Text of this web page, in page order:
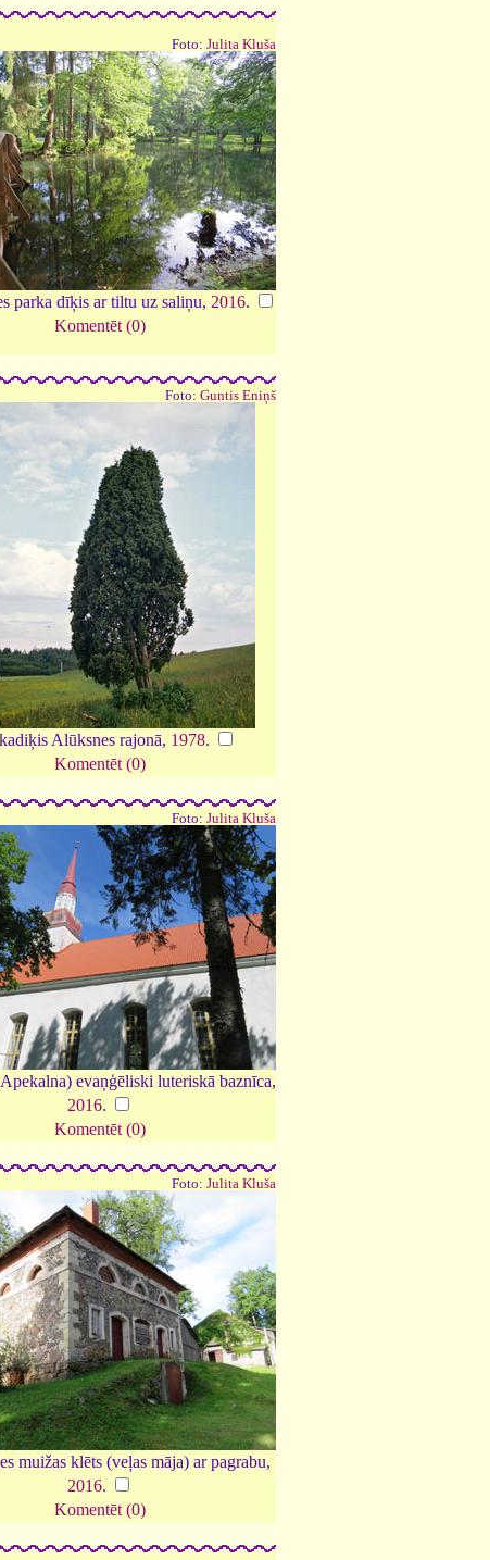
Foto: Julita Kluša
parka dīķis ar tiltu uz saliņu, 2016.
Komentēt (0)
Foto: Guntis Eniņš
Alūksnes rajonā, 1978.
Komentēt (0)
Foto: Julita Kluša
evaņģēliski luteriskā baznīca,
2016.
Komentēt (0)
Foto: Julita Kluša
muižas klēts (veļas māja) ar pagrabu,
2016.
Komentēt (0)